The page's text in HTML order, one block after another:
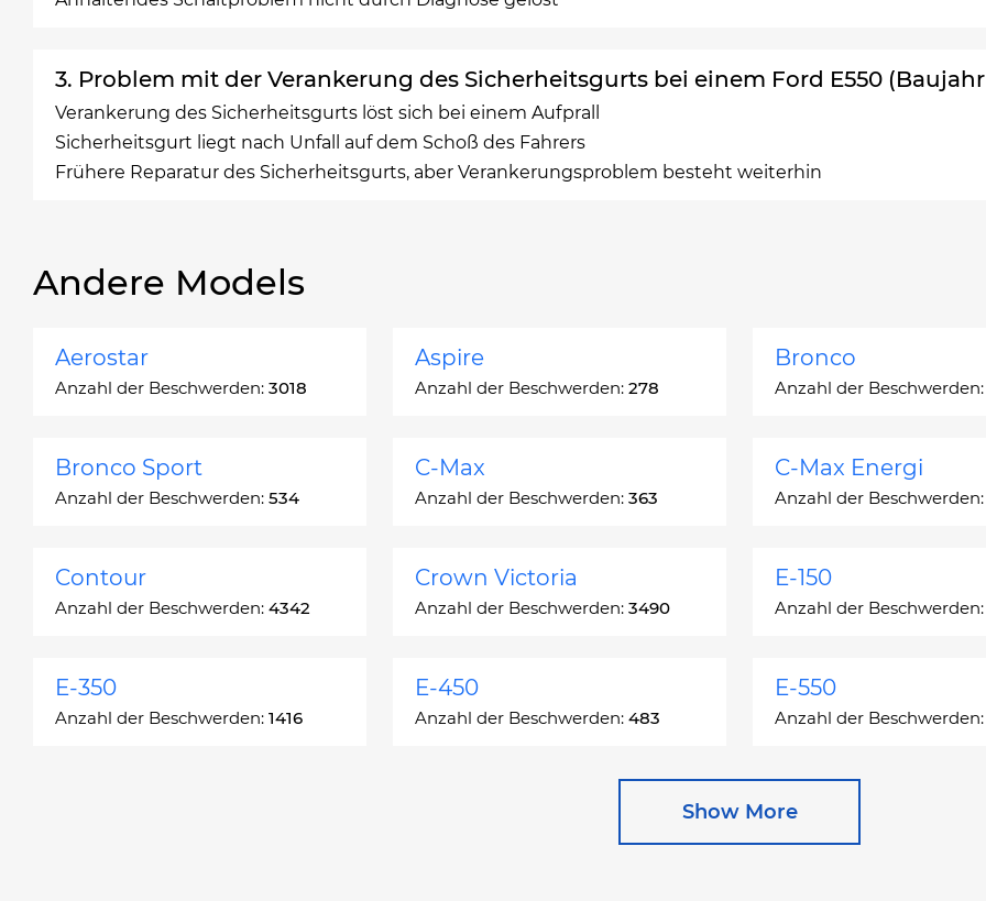
3. Problem mit der Verankerung des Sicherheitsgurts bei einem Ford E550 (Baujahr
Verankerung des Sicherheitsgurts löst sich bei einem Aufprall
Sicherheitsgurt liegt nach Unfall auf dem Schoß des Fahrers
Frühere Reparatur des Sicherheitsgurts, aber Verankerungsproblem besteht weiterhin
Andere Models
Aerostar
Anzahl der Beschwerden: 3018
Aspire
Anzahl der Beschwerden: 278
Bronco
Anzahl der Beschwerden:
Bronco Sport
Anzahl der Beschwerden: 534
C-Max
Anzahl der Beschwerden: 363
C-Max Energi
Anzahl der Beschwerden:
Contour
Anzahl der Beschwerden: 4342
Crown Victoria
Anzahl der Beschwerden: 3490
E-150
Anzahl der Beschwerden:
E-350
Anzahl der Beschwerden: 1416
E-450
Anzahl der Beschwerden: 483
E-550
Anzahl der Beschwerden:
Show More